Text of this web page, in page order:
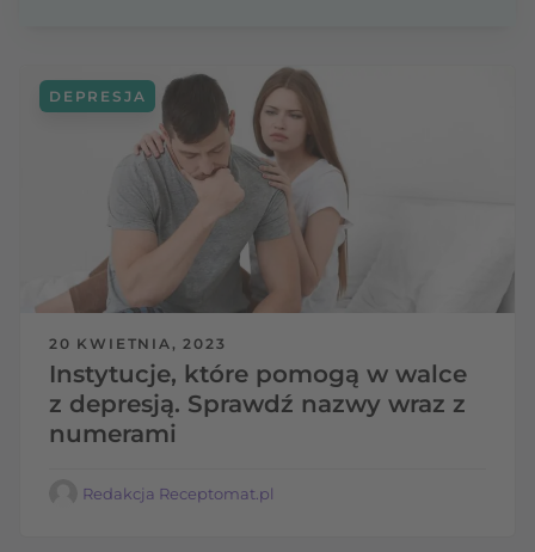
20 KWIETNIA, 2023
Instytucje, które pomogą w walce
z depresją. Sprawdź nazwy wraz z
numerami
DEPRESJA
Redakcja Receptomat.pl